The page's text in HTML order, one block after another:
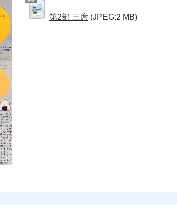
第2部 三席 (JPEG:2 MB)